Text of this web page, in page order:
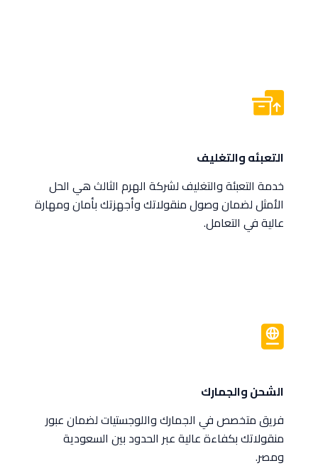
التعبئه والتغليف
خدمة التعبئة والتغليف لشركة الهرم الثالث هي الحل
الأمثل لضمان وصول منقولاتك وأجهزتك بأمان ومهارة
عالية في التعامل.
الشحن والجمارك
فريق متخصص في الجمارك واللوجستيات لضمان عبور
منقولاتك بكفاءة عالية عبر الحدود بين السعودية
ومصر.